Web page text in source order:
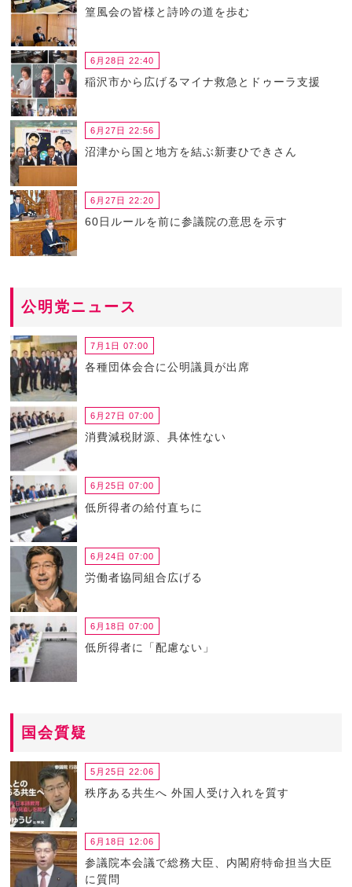
篁風会の皆様と詩吟の道を歩む
6月28日 22:40
稲沢市から広げるマイナ救急とドゥーラ支援
6月27日 22:56
沼津から国と地方を結ぶ新妻ひできさん
6月27日 22:20
60日ルールを前に参議院の意思を示す
公明党ニュース
7月1日 07:00
各種団体会合に公明議員が出席
6月27日 07:00
消費減税財源、具体性ない
6月25日 07:00
低所得者の給付直ちに
6月24日 07:00
労働者協同組合広げる
6月18日 07:00
低所得者に「配慮ない」
国会質疑
5月25日 22:06
秩序ある共生へ 外国人受け入れを質す
6月18日 12:06
参議院本会議で総務大臣、内閣府特命担当大臣
に質問